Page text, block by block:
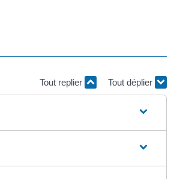
Tout replier Tout déplier